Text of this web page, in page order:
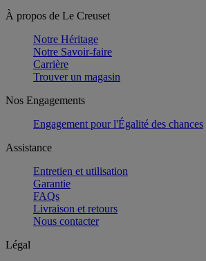
À propos de Le Creuset
Notre Héritage
Notre Savoir-faire
Carrière
Trouver un magasin
Nos Engagements
Engagement pour l'Égalité des chances
Assistance
Entretien et utilisation
Garantie
FAQs
Livraison et retours
Nous contacter
Légal